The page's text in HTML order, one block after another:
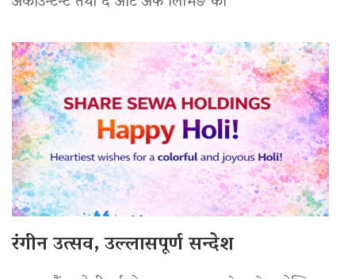
रंगीन उत्सव, उल्लासपूर्ण सन्देश